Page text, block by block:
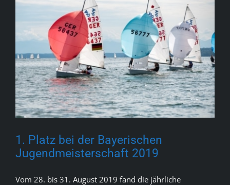
1. Platz bei der Bayerischen
Jugendmeisterschaft 2019
Vom 28. bis 31. August 2019 fand die jährliche